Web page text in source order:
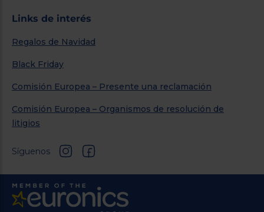
Links de interés
Regalos de Navidad
Black Friday
Comisión Europea – Presente una reclamación
Comisión Europea – Organismos de resolución de
litigios
Síguenos